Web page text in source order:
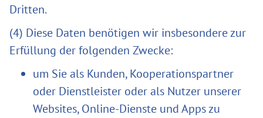
Dritten.
(4) Diese Daten benötigen wir insbesondere zur
Erfüllung der folgenden Zwecke:
um Sie als Kunden, Kooperationspartner
oder Dienstleister oder als Nutzer unserer
Websites, Online-Dienste und Apps zu